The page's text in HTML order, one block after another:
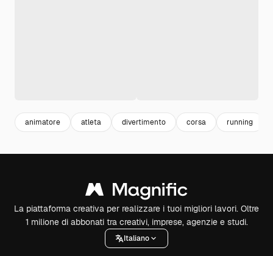
animatore atleta divertimento corsa running
La piattaforma creativa per realizzare i tuoi migliori lavori. Oltre
1 milione di abbonati tra creativi, imprese, agenzie e studi.
Italiano